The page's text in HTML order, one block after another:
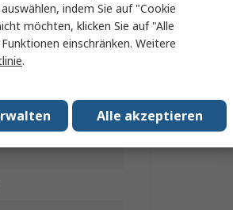
indem Sie auf "Cookie
möchten, klicken Sie auf "Alle
einschränken. Weitere
.
Alle akzeptieren